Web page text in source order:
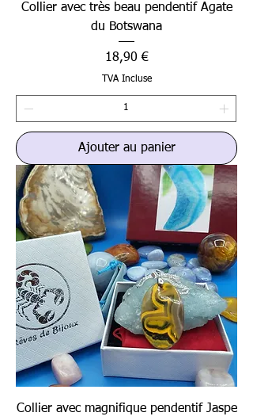
Collier avec très beau pendentif Agate
du Botswana
Prix
18,90 €
TVA Incluse
Ajouter au panier
Collier avec magnifique pendentif Jaspe